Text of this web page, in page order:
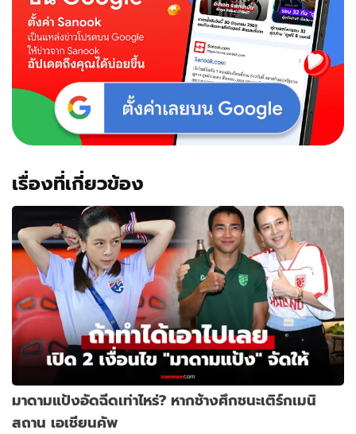
เสียง
บอล
คน
ที่
เรื่องที่เกี่ยวข้อง
มาดามแป้งอัดฉีดเท่าไหร่? หากช้างศึกชนะเติร์กเมนิ
สถาน เอเชียนคัพ